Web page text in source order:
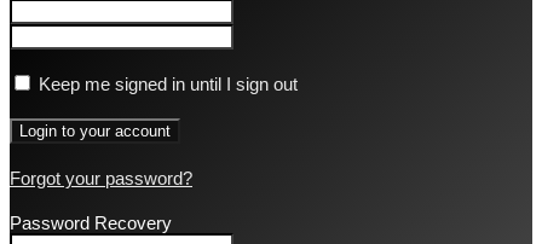
Keep me signed in until I sign out
Forgot your password?
Password Recovery